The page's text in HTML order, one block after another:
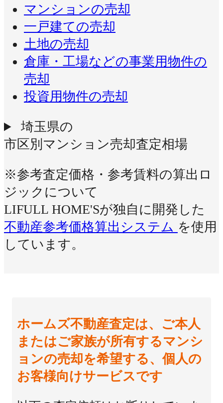
マンションの売却
一戸建ての売却
土地の売却
倉庫・工場などの事業用物件の
売却
投資用物件の売却
埼玉県の
市区別マンション売却査定相場
※参考査定価格・参考賃料の算出ロ
ジックについて
LIFULL HOME'Sが独自に開発した
不動産参考価格算出システム を使用
しています。
ホームズ不動産査定は、ご本人
またはご家族が所有するマンシ
ョンの売却を希望する、個人の
お客様向けサービスです